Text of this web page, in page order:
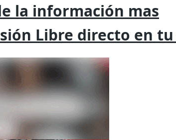
la información mas
Libre directo en tu